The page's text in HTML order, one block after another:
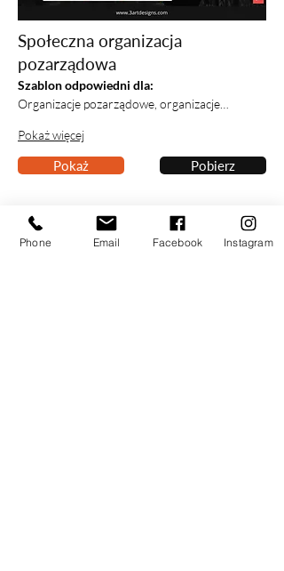
Społeczna organizacja
pozarządowa
Szablon odpowiedni dla:
Organizacje pozarządowe, organizacje…
Pokaż więcej
Pokaż Pobierz
Phone Email Facebook Instagram